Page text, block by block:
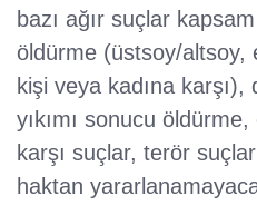
bazı ağır suçlar kapsam
öldürme (üstsoy/altsoy,
kişi veya kadına
yıkımı sonucu
karşı suçlar, terör
haktan